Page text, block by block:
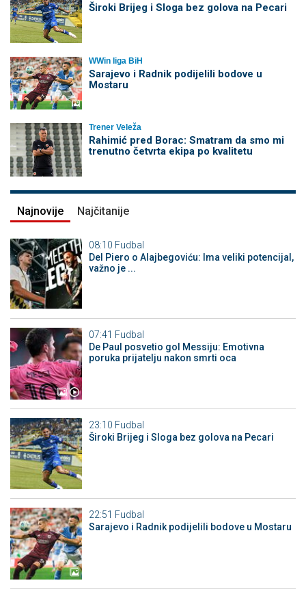
Široki Brijeg i Sloga bez golova na Pecari
WWin liga BiH
Sarajevo i Radnik podijelili bodove u
Mostaru
Trener Veleža
Rahimić pred Borac: Smatram da smo mi
trenutno četvrta ekipa po kvalitetu
Najnovije Najčitanije
08:10 Fudbal
Del Piero o Alajbegoviću: Ima veliki potencijal,
važno je ...
07:41 Fudbal
De Paul posvetio gol Messiju: Emotivna
poruka prijatelju nakon smrti oca
23:10 Fudbal
Široki Brijeg i Sloga bez golova na Pecari
22:51 Fudbal
Sarajevo i Radnik podijelili bodove u Mostaru